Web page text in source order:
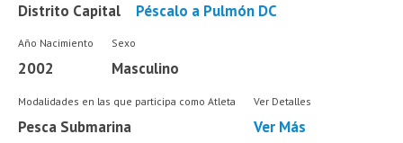
Distrito Capital Péscalo a Pulmón DC
Año Nacimiento
2002
Sexo
Masculino
Modalidades en las que participa como Atleta
Pesca Submarina
Ver Detalles
Ver Más